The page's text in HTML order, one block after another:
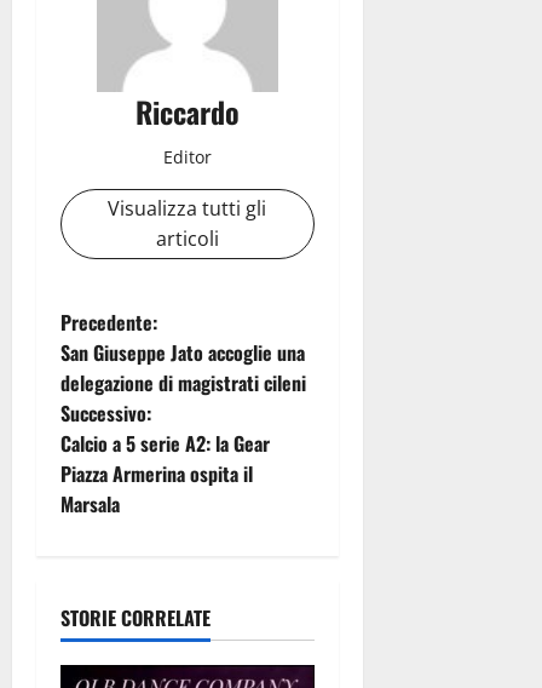
Riccardo
Editor
Visualizza tutti gli
articoli
N
a
v
i
z
Precedente:
San Giuseppe Jato accoglie una
delegazione di magistrati cileni
Successivo:
Calcio a 5 serie A2: la Gear
Piazza Armerina ospita il
Marsala
STORIE CORRELATE